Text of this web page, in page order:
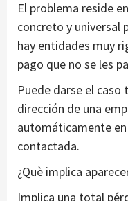
El problema reside
concreto y universal
hay entidades muy
pago que no se les
Puede darse el
dirección de una
automáticamente
contactada.
¿Què implica
Implica una total